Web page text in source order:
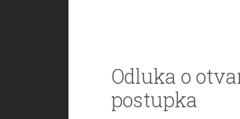
Odluka o
postupka